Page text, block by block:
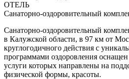
ОТЕЛЬ
Санаторно-оздоровительный
Санаторно-оздоровительный
в Калужской области, в 97 км от
круглогодичного действия с
программами оздоровления
услуги которых направлены на
физической формы, красоты.